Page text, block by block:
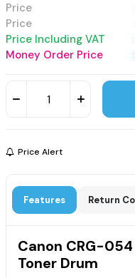
Price
Price
Price Including VAT
Money Order Price
Price Alert
Features Return
Canon CRG-
Toner Drum